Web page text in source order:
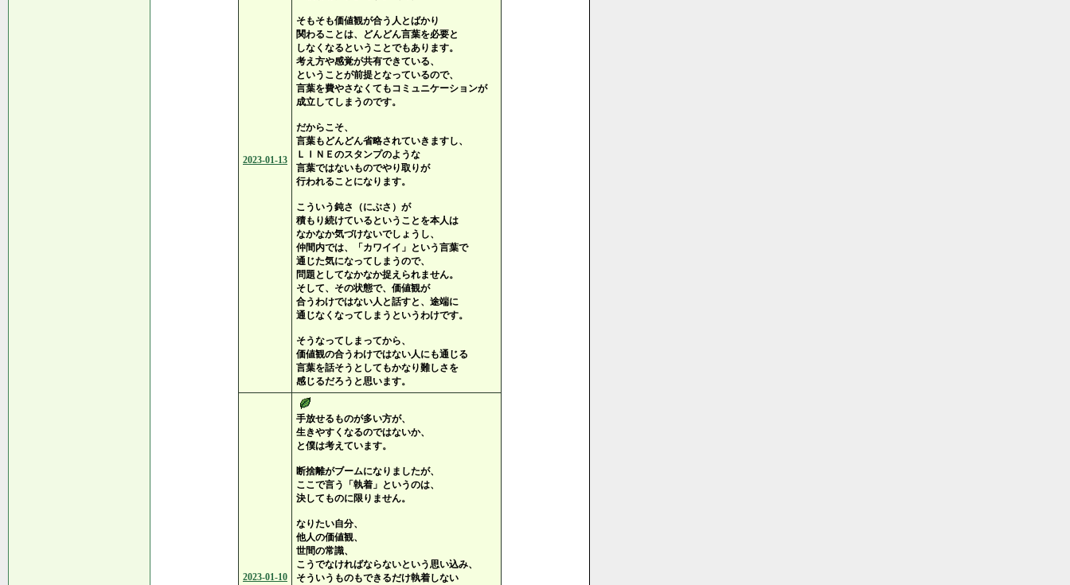
2023-01-13
そもそも価値観が合う人とばかり
関わることは、どんどん言葉を必要と
しなくなるということでもあります。
考え方や感覚が共有できている、
ということが前提となっているので、
言葉を費やさなくてもコミュニケーションが
成立してしまうのです。
だからこそ、
言葉もどんどん省略されていきますし、
ＬＩＮＥのスタンプのような
言葉ではないものでやり取りが
行われることになります。
こういう鈍さ（にぶさ）が
積もり続けているということを本人は
なかなか気づけないでしょうし、
仲間内では、「カワイイ」という言葉で
通じた気になってしまうので、
問題としてなかなか捉えられません。
そして、その状態で、価値観が
合うわけではない人と話すと、途端に
通じなくなってしまうというわけです。
そうなってしまってから、
価値観の合うわけではない人にも通じる
言葉を話そうとしてもかなり難しさを
感じるだろうと思います。
2023-01-10
手放せるものが多い方が、
生きやすくなるのではないか、
と僕は考えています。
断捨離がブームになりましたが、
ここで言う「執着」というのは、
決してものに限りません。
なりたい自分、
他人の価値観、
世間の常識、
こうでなければならないという思い込み、
そういうものもできるだけ執着しない